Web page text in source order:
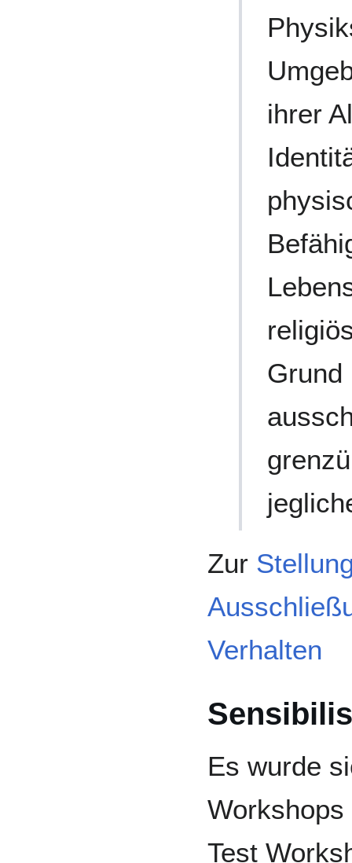
ihrer
Grund
Zur
Verhalten
Es wurde
Test